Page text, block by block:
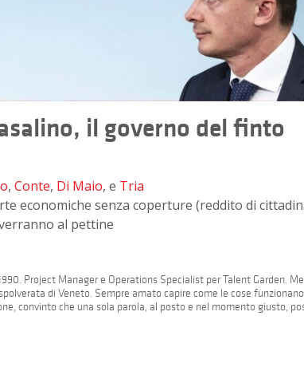
il governo del finto
, Conte, Di Maio, e Tria
economiche senza coperture (reddito di
al pettine
Project Manager e Operations Specialist per Talent Garden.
di Veneto. Sempre amato capire come le cose
convinto che una sola parola, al posto e nel momento giusto,